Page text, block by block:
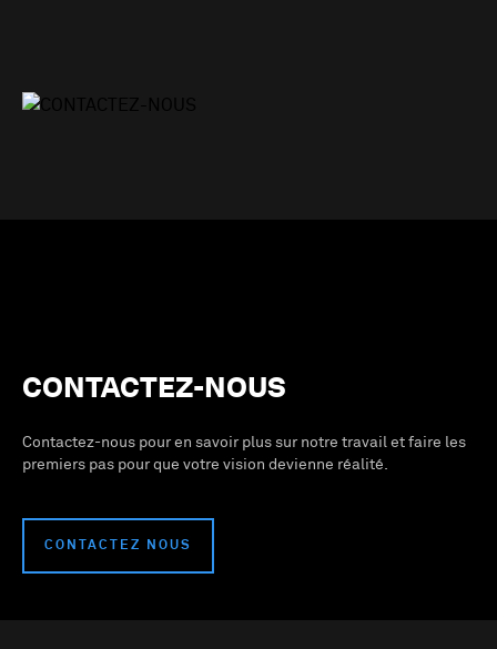
CONTACTEZ-NOUS
Contactez-nous pour en savoir plus sur notre travail et faire les
premiers pas pour que votre vision devienne réalité.
CONTACTEZ NOUS